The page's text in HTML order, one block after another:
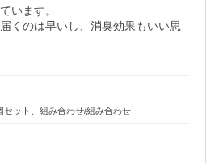
います。
くのは早いし、消臭効果もいい思
セット、組み合わせ/組み合わせ